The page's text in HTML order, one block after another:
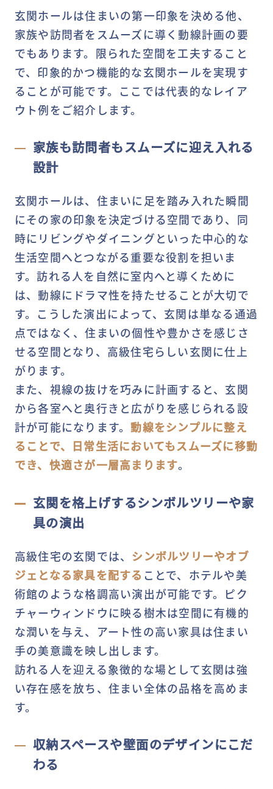
玄関ホールは住まいの第一印象を決める他、
家族や訪問者をスムーズに導く動線計画の要
でもあります。限られた空間を工夫すること
で、印象的かつ機能的な玄関ホールを実現す
ることが可能です。ここでは代表的なレイア
ウト例をご紹介します。
家族も訪問者もスムーズに迎え入れる
設計
玄関ホールは、住まいに足を踏み入れた瞬間
にその家の印象を決定づける空間であり、同
時にリビングやダイニングといった中心的な
生活空間へとつながる重要な役割を担いま
す。訪れる人を自然に室内へと導くために
は、動線にドラマ性を持たせることが大切で
す。こうした演出によって、玄関は単なる通過
点ではなく、住まいの個性や豊かさを感じさ
せる空間となり、高級住宅らしい玄関に仕上
がります。
また、視線の抜けを巧みに計画すると、玄関
から各室へと奥行きと広がりを感じられる設
計が可能になります。動線をシンプルに整え
ることで、日常生活においてもスムーズに移動
でき、快適さが一層高まります。
玄関を格上げするシンボルツリーや家
具の演出
高級住宅の玄関では、 シンボルツリーやオブ
ジェとなる家具を配する ことで、ホテルや美
術館のような格調高い演出が可能です。ピク
チャーウィンドウに映る樹木は空間に有機的
な潤いを与え、アート性の高い家具は住まい
手の美意識を映し出します。
訪れる人を迎える象徴的な場として玄関は強
い存在感を放ち、住まい全体の品格を高めま
す。
収納スペースや壁面のデザインにこだ
わる